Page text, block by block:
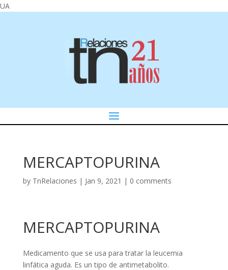
UA
MERCAPTOPURINA
by TnRelaciones | Jan 9, 2021 | 0 comments
MERCAPTOPURINA
Medicamento que se usa para tratar la leucemia
linfática aguda. Es un tipo de antimetabolito.